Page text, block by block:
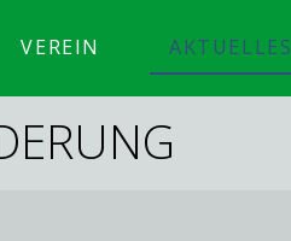
VEREIN AKTUELLES